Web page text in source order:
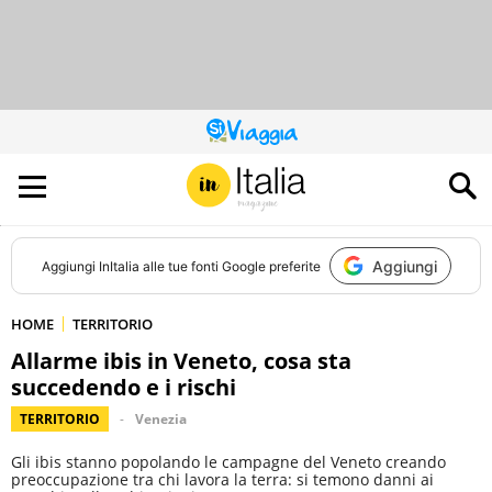
QUESTO
SITO
CONTRIBUISCE
ALL’AUDIENCE
DI
Aggiungi InItalia alle tue fonti Google preferite Aggiungi
HOME TERRITORIO
Allarme ibis in Veneto, cosa sta
succedendo e i rischi
TERRITORIO Venezia
Gli ibis stanno popolando le campagne del Veneto creando
preoccupazione tra chi lavora la terra: si temono danni ai